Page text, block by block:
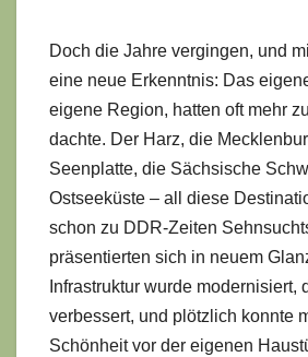
Doch die Jahre vergingen, und
eine neue Erkenntnis: Das
eigene Region, hatten oft mehr
dachte. Der Harz, die
Seenplatte, die Sächsische
Ostseeküste – all diese
schon zu DDR-Zeiten
präsentierten sich in neuem
Infrastruktur wurde modernisiert,
verbessert, und plötzlich konnte
Schönheit vor der eigenen